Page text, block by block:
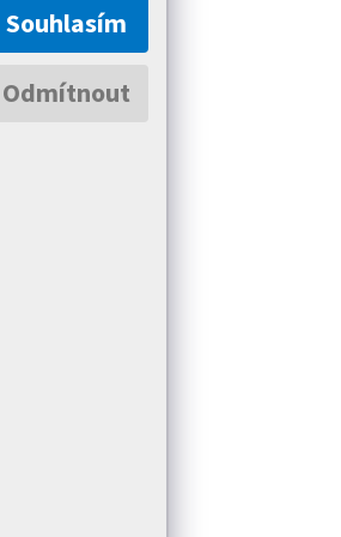
Odmítnout
Souhlasím